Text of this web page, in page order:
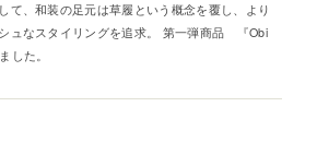
て、和装の足元は草履という概念を覆し、より
ュなスタイリングを追求。 第一弾商品 『Obi
した。